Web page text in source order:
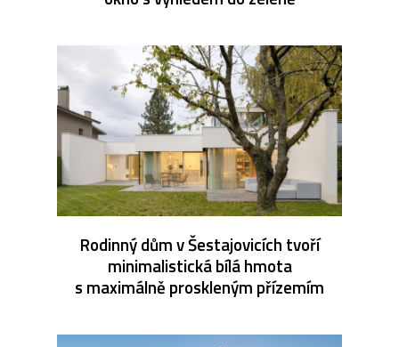
Rodinný dům v Šestajovicích tvoří
minimalistická bílá hmota
s maximálně proskleným přízemím